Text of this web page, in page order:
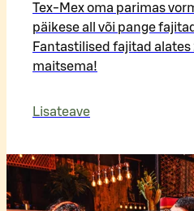
Tex-Mex oma parimas
päikese all või pange
Fantastilised fajitad alates
maitsema!
Lisateave